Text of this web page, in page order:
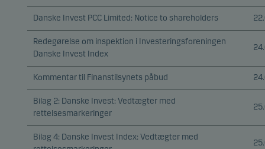
Danske Invest PCC Limited: Notice to shareholders
Redegørelse om inspektion i Investeringsforeningen
Danske Invest Index
Kommentar til Finanstilsynets påbud
Bilag 2: Danske Invest: Vedtægter med
rettelsesmarkeringer
Bilag 4: Danske Invest Index: Vedtægter med